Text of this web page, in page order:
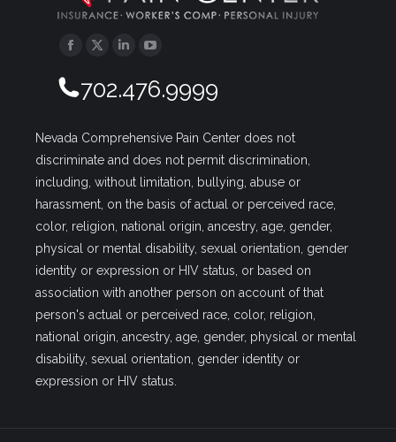
Facebook
Twitter
702.476.9999
Nevada Comprehensive Pain Center does not
discriminate and does not permit discrimination,
including, without limitation, bullying, abuse or
harassment, on the basis of actual or perceived race,
color, religion, national origin, ancestry, age, gender,
physical or mental disability, sexual orientation, gender
identity or expression or HIV status, or based on
association with another person on account of that
person's actual or perceived race, color, religion,
national origin, ancestry, age, gender, physical or mental
disability, sexual orientation, gender identity or
expression or HIV status.